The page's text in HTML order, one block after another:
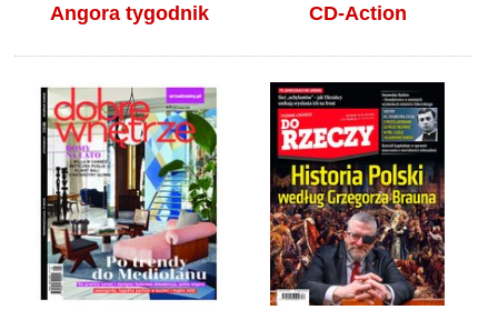
Angora tygodnik CD-Action